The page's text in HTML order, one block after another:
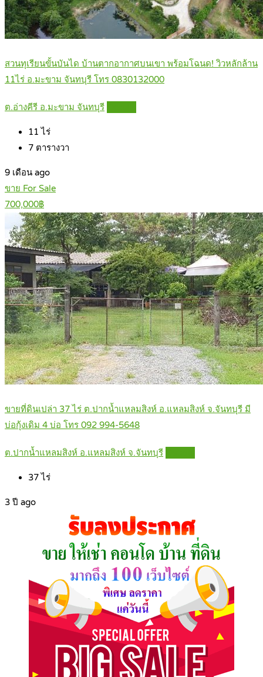
สวนทุเรียนขั้นบันได บ้านตากอากาศบนเขา พร้อมโฉนด! วิวหลักล้าน
11ไร่ อ.มะขาม จันทบุรี โทร 0830132000
ต.อ่างคีรี อ.มะขาม จันทบุรี
11 ไร่
7 ตารางวา
9 เดือน ago
ขาย For Sale
700,000฿
ขายที่ดินเปล่า 37 ไร่ ต.ปากน้ำแหลมสิงห์ อ.แหลมสิงห์ จ.จันทบุรี มี
บ่อกุ้งเดิม 4 บ่อ โทร 092 994-5648
ต.ปากน้ำแหลมสิงห์ อ.แหลมสิงห์ จ.จันทบุรี
37ไร่
3 ปี ago